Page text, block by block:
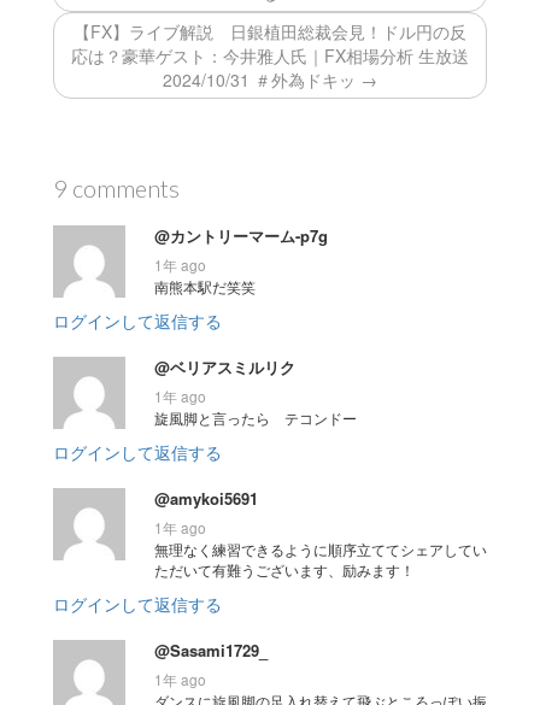
【FX】ライブ解説 日銀植田総裁会見！ドル円の反
応は？豪華ゲスト：今井雅人氏｜FX相場分析 生放送
2024/10/31 ＃外為ドキッ →
9 comments
@カントリーマーム-p7g
1年 ago
南熊本駅だ笑笑
ログインして返信する
@ベリアスミルリク
1年 ago
旋風脚と言ったら テコンドー
ログインして返信する
@amykoi5691
1年 ago
無理なく練習できるように順序立ててシェアしてい
ただいて有難うございます、励みます！
ログインして返信する
@Sasami1729_
1年 ago
ダンスに旋風脚の足入れ替えて飛ぶところっぽい振